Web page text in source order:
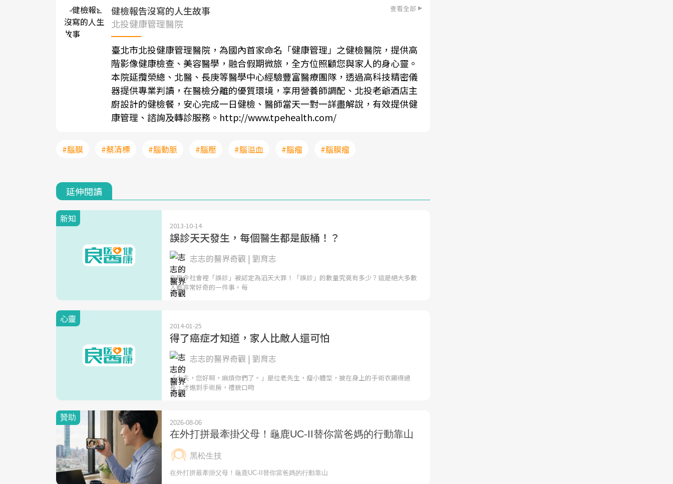
健檢報告沒寫的人生故事 查看全部
北投健康管理醫院
臺北市北投健康管理醫院，為國內首家命名「健康管理」之健檢醫院，提供高
階影像健康檢查、美容醫學，融合假期微旅，全方位照顧您與家人的身心靈。
本院延攬榮總、北醫、長庚等醫學中心經驗豐富醫療團隊，透過高科技精密儀
器提供專業判讀，在醫檢分離的優質環境，享用營養師調配、北投老爺酒店主
廚設計的健檢餐，安心完成一日健檢、醫師當天一對一詳盡解說，有效提供健
康管理、諮詢及轉診服務。 http://www.tpehealth.com/
#腦膜 #蔡清標 #腦動脈 #腦壓 #腦溢血 #腦瘤 #腦膜瘤
延伸閱讀
新知
2013-10-14
誤診天天發生，每個醫生都是飯桶！？
志志的醫界奇觀 | 劉育志
在現今社會裡「誤診」被認定為滔天大罪！「誤診」的數量究竟有多少？這是絕大多數
人都非常好奇的一件事。每
心靈
2014-01-25
得了癌症才知道，家人比敵人還可怕
志志的醫界奇觀 | 劉育志
「大夫，您好啊，麻煩你們了。」是位老先生，瘦小體型，披在身上的手術衣顯得過
長，才進到手術房，禮貌口吻